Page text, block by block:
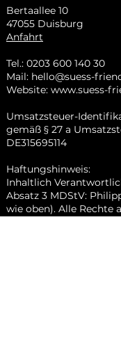
Bertaallee 10
47055 Duisburg
Anfahrt
Tel.: 0203 600 140 30
Mail: hello@suess-
Website: www.suess-
Umsatzsteuer-
gemäß § 27 a
DE315695114
Haftungshinweis:
Inhaltlich
Absatz 3 MDStV:
wie oben). Alle Rechte